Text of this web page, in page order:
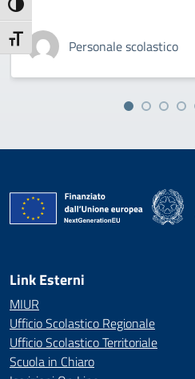
Attiva/disattiva alto contrasto
Attiva/disattiva dimensione testo
Personale scolastico
Link Esterni
MIUR
Ufficio Scolastico Regionale
Ufficio Scolastico Territoriale
Scuola in Chiaro